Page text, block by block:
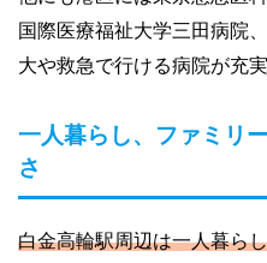
国際医療福祉大学三田病院
大や救急で行ける病院が充
一人暮らし、ファミリ
さ
白金高輪駅周辺は一人暮ら